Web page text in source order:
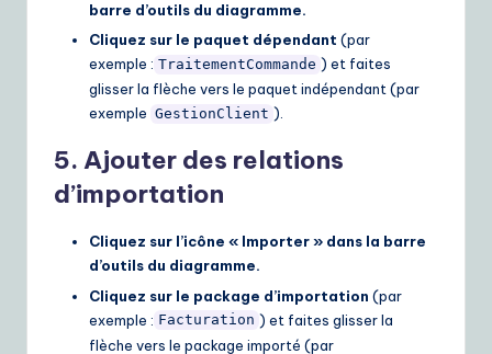
barre d’outils du diagramme.
Cliquez sur le paquet dépendant (par
exemple : TraitementCommande ) et faites
glisser la flèche vers le paquet indépendant (par
exemple GestionClient ).
5. Ajouter des relations
d’importation
Cliquez sur l’icône « Importer » dans la barre
d’outils du diagramme.
Cliquez sur le package d’importation (par
exemple : Facturation ) et faites glisser la
flèche vers le package importé (par